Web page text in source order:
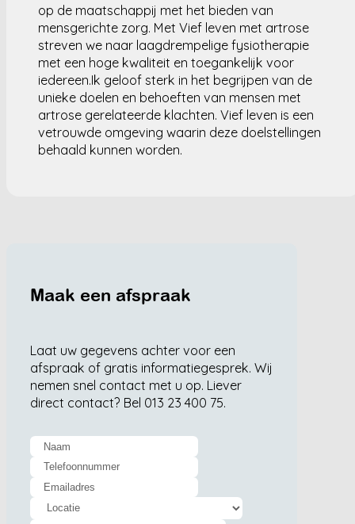
op de maatschappij met het bieden van
mensgerichte zorg. Met Vief leven met artrose
streven we naar laagdrempelige fysiotherapie
met een hoge kwaliteit en toegankelijk voor
iedereen.Ik geloof sterk in het begrijpen van de
unieke doelen en behoeften van mensen met
artrose gerelateerde klachten. Vief leven is een
vetrouwde omgeving waarin deze doelstellingen
behaald kunnen worden.
Maak een afspraak
Laat uw gegevens achter voor een
afspraak of gratis informatiegesprek. Wij
nemen snel contact met u op. Liever
direct contact? Bel 013 23 400 75.